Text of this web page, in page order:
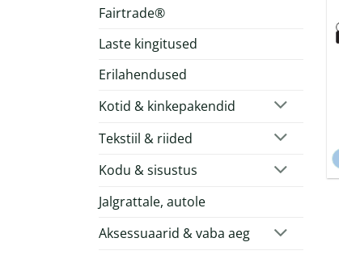
Fairtrade®
Laste kingitused
Erilahendused
Kotid & kinkepakendid
Tekstiil & riided
Kodu & sisustus
Jalgrattale, autole
Aksessuaarid & vaba aeg